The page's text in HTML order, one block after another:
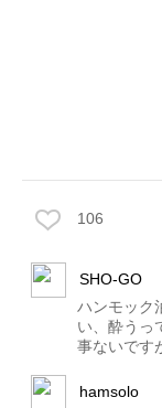
106
SHO-GO
ハンモック
い、酔うっ
事ないです
hamsolo